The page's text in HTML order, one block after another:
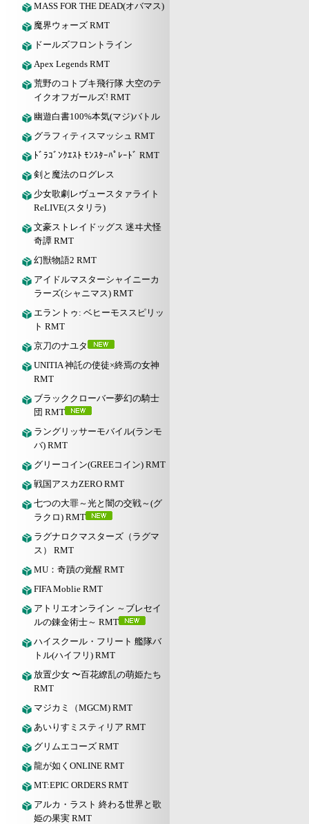
MASS FOR THE DEAD(オバマス)
魔界ウォーズ RMT
ドールズフロントライン
Apex Legends RMT
荒野のコトブキ飛行隊 大空のテ
イクオフガールズ! RMT
幽遊白書100%本気(マジ)バトル
グラフィティスマッシュ RMT
ﾄﾞﾗｺﾞﾝｸｴｽﾄ ﾓﾝｽﾀｰﾊﾟﾚｰﾄﾞ RMT
剣と魔法のログレス
少女歌劇レヴュースタァライト
ReLIVE(スタリラ)
文豪ストレイドッグス 迷ヰ犬怪
奇譚 RMT
幻獣物語2 RMT
アイドルマスターシャイニーカ
ラーズ(シャニマス) RMT
エラントゥ: ベヒーモススピリッ
ト RMT
京刀のナユタ
UNITIA 神託の使徒×終焉の女神
RMT
ブラッククローバー夢幻の騎士
団 RMT
ラングリッサーモバイル(ランモ
バ) RMT
グリーコイン(GREEコイン) RMT
戦国アスカZERO RMT
七つの大罪～光と闇の交戦～(グ
ラクロ) RMT
ラグナロクマスターズ（ラグマ
ス） RMT
MU：奇蹟の覚醒 RMT
FIFA Moblie RMT
アトリエオンライン ～ブレセイ
ルの錬金術士～ RMT
ハイスクール・フリート 艦隊バ
トル(ハイフリ) RMT
放置少女 〜百花繚乱の萌姫たち
RMT
マジカミ（MGCM) RMT
あいりすミスティリア RMT
グリムエコーズ RMT
龍が如くONLINE RMT
MT:EPIC ORDERS RMT
アルカ・ラスト 終わる世界と歌
姫の果実 RMT